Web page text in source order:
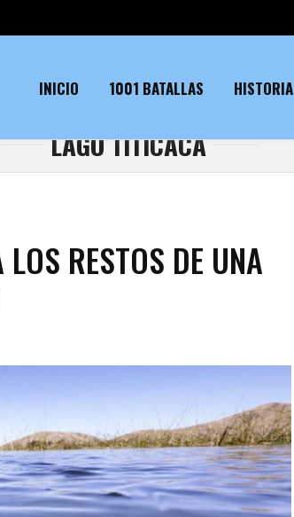
INICIO 1001 BATALLAS HISTORIA
LAGO TITICACA
RESTOS DE UNA